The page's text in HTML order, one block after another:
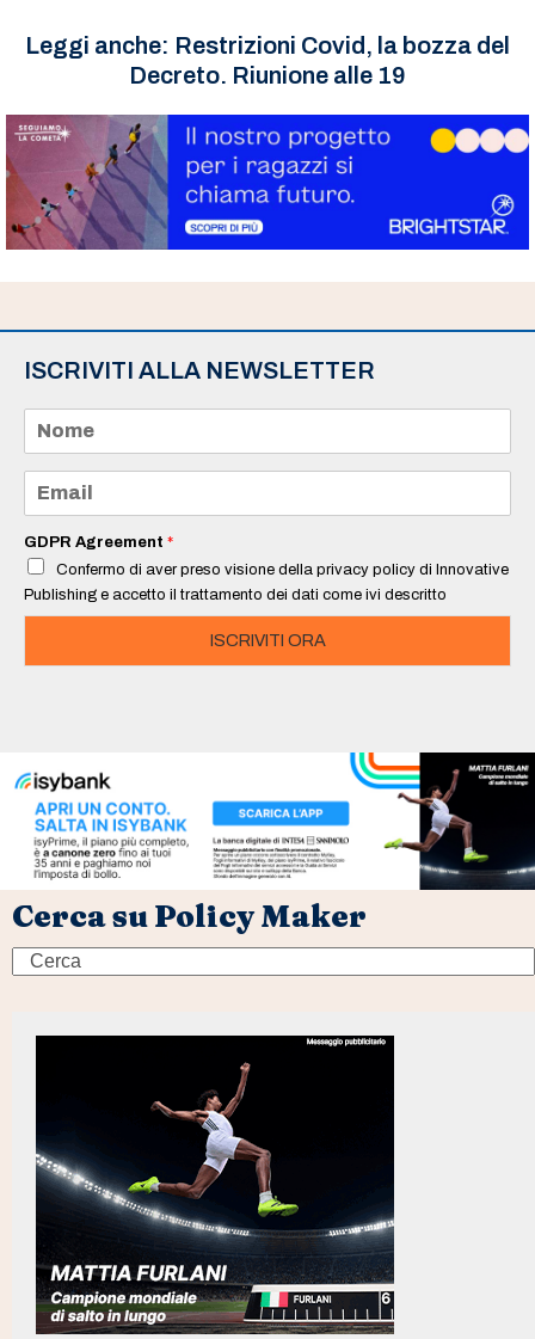
Leggi anche: Restrizioni Covid, la bozza del
Decreto. Riunione alle 19
ISCRIVITI ALLA NEWSLETTER
m
e
a
i
*
GDPR Agreement *
Confermo di aver preso visione della privacy policy di Innovative
Publishing e accetto il trattamento dei dati come ivi descritto
ISCRIVITI ORA
Cerca su Policy Maker
Search